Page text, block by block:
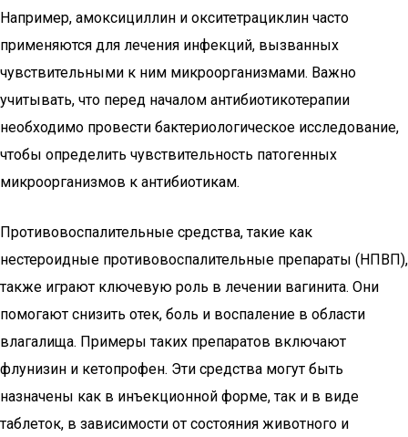
Например, амоксициллин и окситетрациклин часто
применяются для лечения инфекций, вызванных
чувствительными к ним микроорганизмами. Важно
учитывать, что перед началом антибиотикотерапии
необходимо провести бактериологическое исследование,
чтобы определить чувствительность патогенных
микроорганизмов к антибиотикам.
Противовоспалительные средства, такие как
нестероидные противовоспалительные препараты (НПВП),
также играют ключевую роль в лечении вагинита. Они
помогают снизить отек, боль и воспаление в области
влагалища. Примеры таких препаратов включают
флунизин и кетопрофен. Эти средства могут быть
назначены как в инъекционной форме, так и в виде
таблеток, в зависимости от состояния животного и